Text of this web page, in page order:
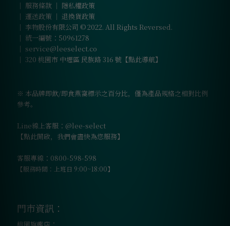
｜ 服務條款 ｜ 隱私權政策
｜ 運送政策 ｜ 退換貨政策
｜ 李物股份有限公司 © 2022. All Rights Reversed.
｜ 統一編號：50961278
｜ service@leeselect.co
｜ 320 桃園市 中壢區 民族路 316 號【點此導航】
※ 本品牌即飲/即食燕窩標示之百分比，僅為產品規格之相對比例
參考。
Line線上客服：@lee-select
【點此開啟，我們會盡快為您服務】
客服專線：0800-598-598
【服務時間：上班日 9:00~18:00】
門市資訊：